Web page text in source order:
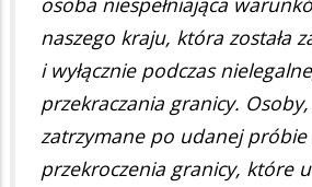
naszego kraju, która została
i wyłącznie podczas
przekraczania granicy.
zatrzymane po udanej
przekroczenia granicy, które